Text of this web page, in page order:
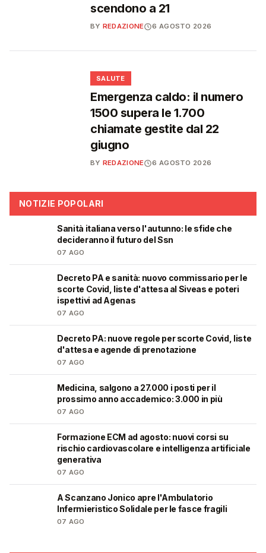
scendono a 21
BY REDAZIONE 6 AGOSTO 2026
SALUTE
Emergenza caldo: il numero
1500 supera le 1.700
chiamate gestite dal 22
giugno
BY REDAZIONE 6 AGOSTO 2026
NOTIZIE POPOLARI
Sanità italiana verso l'autunno: le sfide che
decideranno il futuro del Ssn
07 AGO
Decreto PA e sanità: nuovo commissario per le
scorte Covid, liste d'attesa al Siveas e poteri
ispettivi ad Agenas
07 AGO
Decreto PA: nuove regole per scorte Covid, liste
d'attesa e agende di prenotazione
07 AGO
Medicina, salgono a 27.000 i posti per il
prossimo anno accademico: 3.000 in più
07 AGO
Formazione ECM ad agosto: nuovi corsi su
rischio cardiovascolare e intelligenza artificiale
generativa
07 AGO
A Scanzano Jonico apre l'Ambulatorio
Infermieristico Solidale per le fasce fragili
07 AGO